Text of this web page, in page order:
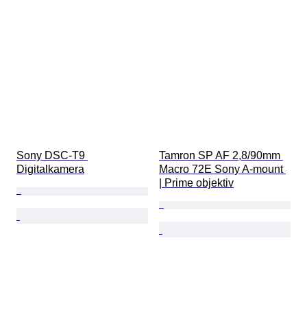
Sony DSC-T9
Digitalkamera
Tamron SP AF 2,8/90mm
Macro 72E Sony A-mount
| Prime objektiv